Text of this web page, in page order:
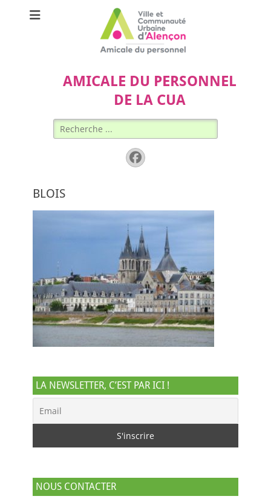
AMICALE DU PERSONNEL
DE LA CUA
Rechercher :
Facebook
BLOIS
LA NEWSLETTER, C’EST PAR ICI !
NOUS CONTACTER